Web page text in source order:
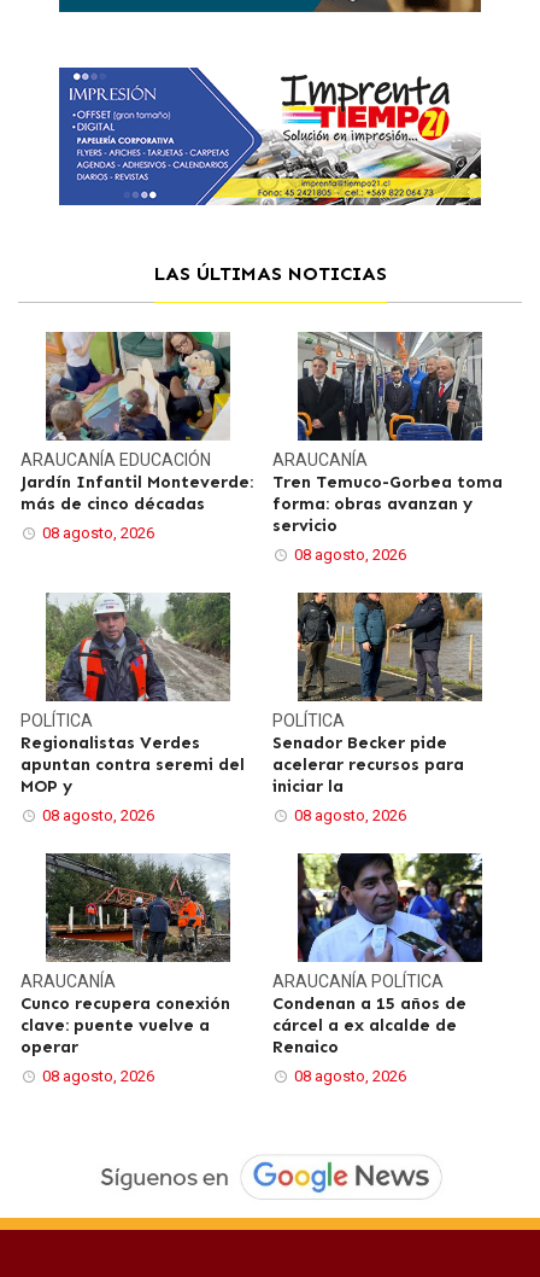
LAS ÚLTIMAS NOTICIAS
ARAUCANÍA EDUCACIÓN
Jardín Infantil Monteverde:
más de cinco décadas
08 agosto, 2026
ARAUCANÍA
Tren Temuco-Gorbea toma
forma: obras avanzan y
servicio
08 agosto, 2026
POLÍTICA
Regionalistas Verdes
apuntan contra seremi del
MOP y
08 agosto, 2026
POLÍTICA
Senador Becker pide
acelerar recursos para
iniciar la
08 agosto, 2026
ARAUCANÍA
Cunco recupera conexión
clave: puente vuelve a
operar
08 agosto, 2026
ARAUCANÍA POLÍTICA
Condenan a 15 años de
cárcel a ex alcalde de
Renaico
08 agosto, 2026